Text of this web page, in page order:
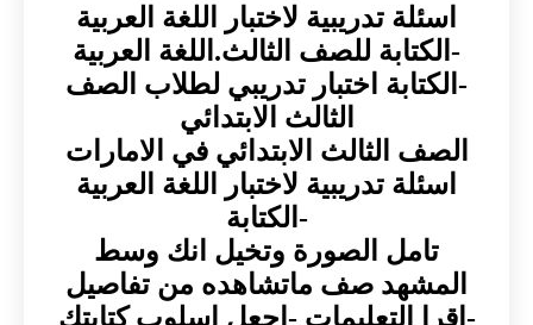
اسئلة تدريبية لاختبار اللغة العربية
-الكتابة للصف الثالث.اللغة العربية
-الكتابة اختبار تدريبي لطلاب الصف
الثالث الابتدائي
الصف الثالث الابتدائي في الامارات
اسئلة تدريبية لاختبار اللغة العربية
-الكتابة
تامل الصورة وتخيل انك وسط
المشهد صف ماتشاهده من تفاصيل
-اقرا التعليمات -اجعل اسلوب كتابتك